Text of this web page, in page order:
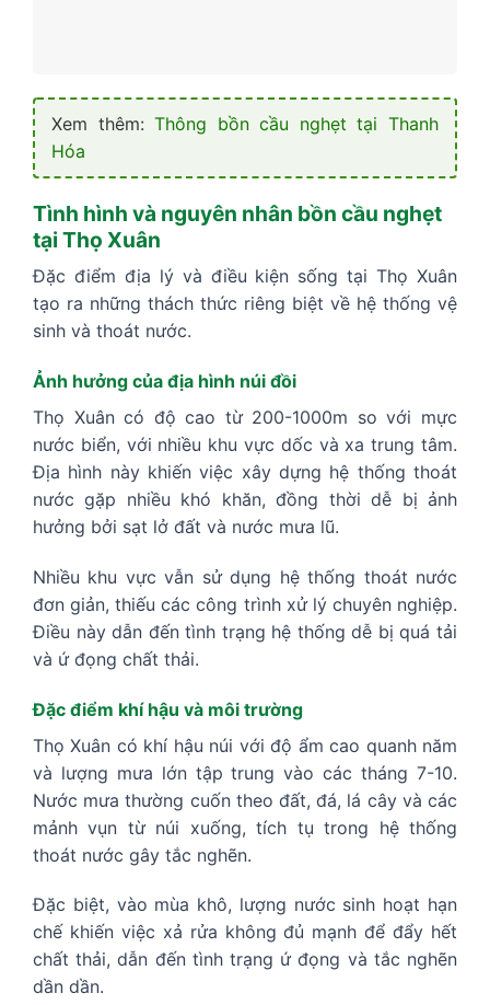
Xem thêm:Thông bồn cầu nghẹt tại Thanh
Hóa
Tình hình và nguyên nhân bồn cầu nghẹt
tại Thọ Xuân
Đặc điểm địa lý và điều kiện sống tại Thọ Xuân
tạo ra những thách thức riêng biệt về hệ thống vệ
sinh và thoát nước.
Ảnh hưởng của địa hình núi đồi
Thọ Xuân có độ cao từ 200-1000m so với mực
nước biển, với nhiều khu vực dốc và xa trung tâm.
Địa hình này khiến việc xây dựng hệ thống thoát
nước gặp nhiều khó khăn, đồng thời dễ bị ảnh
hưởng bởi sạt lở đất và nước mưa lũ.
Nhiều khu vực vẫn sử dụng hệ thống thoát nước
đơn giản, thiếu các công trình xử lý chuyên nghiệp.
Điều này dẫn đến tình trạng hệ thống dễ bị quá tải
và ứ đọng chất thải.
Đặc điểm khí hậu và môi trường
Thọ Xuân có khí hậu núi với độ ẩm cao quanh năm
và lượng mưa lớn tập trung vào các tháng 7-10.
Nước mưa thường cuốn theo đất, đá, lá cây và các
mảnh vụn từ núi xuống, tích tụ trong hệ thống
thoát nước gây tắc nghẽn.
Đặc biệt, vào mùa khô, lượng nước sinh hoạt hạn
chế khiến việc xả rửa không đủ mạnh để đẩy hết
chất thải, dẫn đến tình trạng ứ đọng và tắc nghẽn
dần dần.